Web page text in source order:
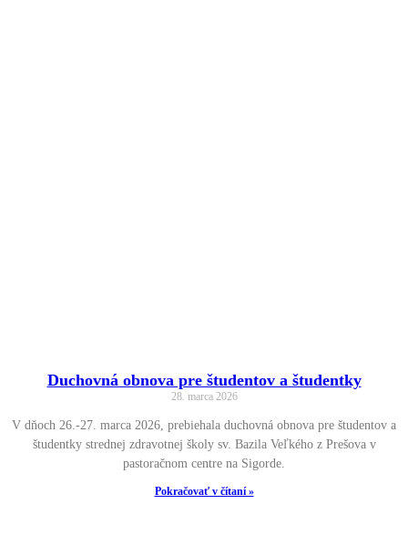
Duchovná obnova pre študentov a študentky
28. marca 2026
V dňoch 26.-27. marca 2026, prebiehala duchovná obnova pre študentov a
študentky strednej zdravotnej školy sv. Bazila Veľkého z Prešova v
pastoračnom centre na Sigorde.
Pokračovať v čítaní »